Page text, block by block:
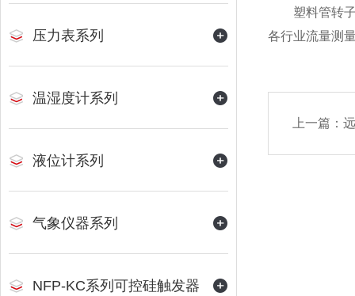
压力表系列
温湿度计系列
液位计系列
气象仪器系列
NFP-KC系列可控硅触发器
塑料管转子
各行业流量测
上一篇：